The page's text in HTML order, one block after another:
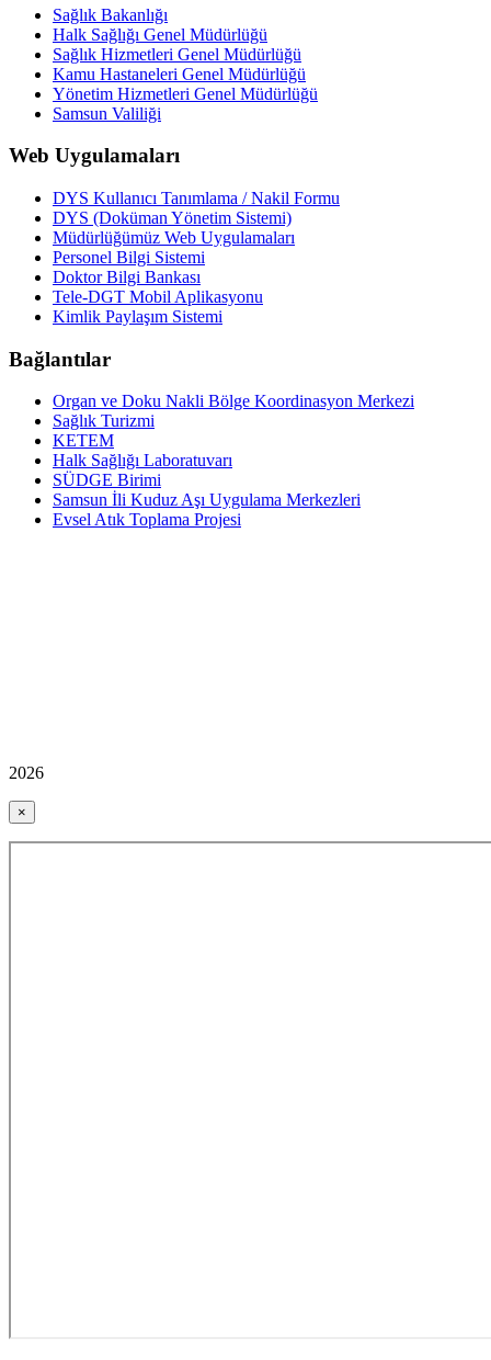
Sağlık Bakanlığı
Halk Sağlığı Genel Müdürlüğü
Sağlık Hizmetleri Genel Müdürlüğü
Kamu Hastaneleri Genel Müdürlüğü
Yönetim Hizmetleri Genel Müdürlüğü
Samsun Valiliği
Web Uygulamaları
DYS Kullanıcı Tanımlama / Nakil Formu
DYS (Doküman Yönetim Sistemi)
Müdürlüğümüz Web Uygulamaları
Personel Bilgi Sistemi
Doktor Bilgi Bankası
Tele-DGT Mobil Aplikasyonu
Kimlik Paylaşım Sistemi
Bağlantılar
Organ ve Doku Nakli Bölge Koordinasyon Merkezi
Sağlık Turizmi
KETEM
Halk Sağlığı Laboratuvarı
SÜDGE Birimi
Samsun İli Kuduz Aşı Uygulama Merkezleri
Evsel Atık Toplama Projesi
2026
×